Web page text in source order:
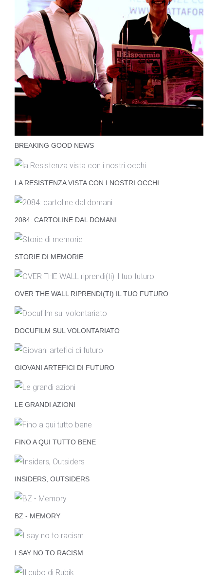
BREAKING GOOD NEWS
LA RESISTENZA VISTA CON I NOSTRI OCCHI
2084: CARTOLINE DAL DOMANI
STORIE DI MEMORIE
OVER THE WALL RIPRENDI(TI) IL TUO FUTURO
DOCUFILM SUL VOLONTARIATO
GIOVANI ARTEFICI DI FUTURO
LE GRANDI AZIONI
FINO A QUI TUTTO BENE
INSIDERS, OUTSIDERS
BZ - MEMORY
I SAY NO TO RACISM